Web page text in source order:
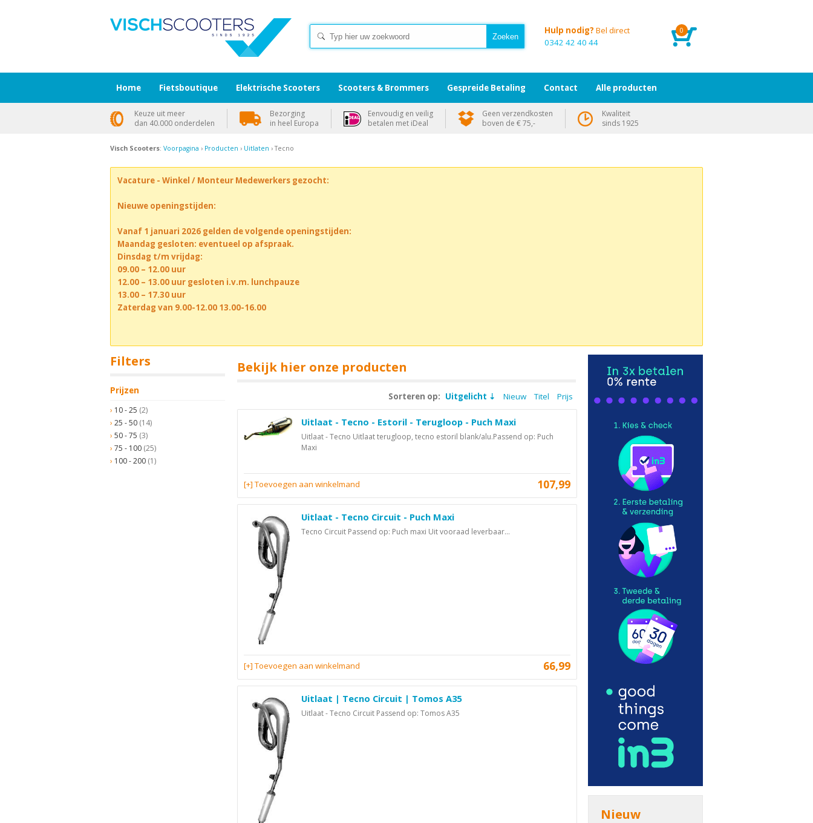
0
Hulp nodig? Bel direct
0342 42 40 44
Visch Scooters: Voorpagina › Producten › Uitlaten › Tecno
Vacature - Winkel / Monteur Medewerkers gezocht:
Nieuwe openingstijden:
Vanaf 1 januari 2026 gelden de volgende openingstijden:
Maandag gesloten: eventueel op afspraak.
Dinsdag t/m vrijdag:
09.00 – 12.00 uur
12.00 – 13.00 uur gesloten i.v.m. lunchpauze
13.00 – 17.30 uur
Zaterdag van 9.00-12.00 13.00-16.00
Filters
Prijzen
10 - 25 (2)
25 - 50 (14)
50 - 75 (3)
75 - 100 (25)
100 - 200 (1)
Bekijk hier onze producten
Sorteren op: Uitgelicht Nieuw Titel Prijs
Uitlaat - Tecno - Estoril - Terugloop - Puch Maxi
Uitlaat - Tecno Uitlaat terugloop, tecno estoril blank/alu.Passend op: Puch
Maxi
107,99
[+] Toevoegen aan winkelmand
Uitlaat - Tecno Circuit - Puch Maxi
Tecno Circuit Passend op: Puch maxi Uit vooraad leverbaar...
66,99
[+] Toevoegen aan winkelmand
Uitlaat | Tecno Circuit | Tomos A35
Uitlaat - Tecno Circuit Passend op: Tomos A35
Nieuw
Home Fietsboutique Elektrische Scooters Scooters & Brommers Gespreide Betaling Contact Alle producten
Keuze uit meer
dan 40.000 onderdelen
Bezorging
in heel Europa
Eenvoudig en veilig
betalen met iDeal
Geen verzendkosten
boven de € 75,-
Kwaliteit
sinds 1925